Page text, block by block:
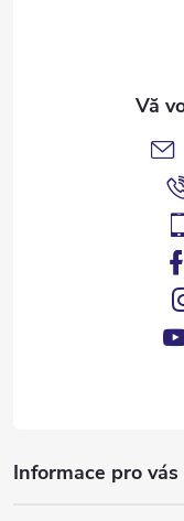
Informace pro vás